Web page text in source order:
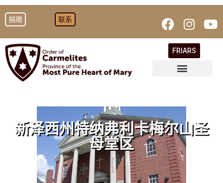
捐赠 联系
FRIARS
新泽西州特纳弗利卡梅尔山圣
母堂区